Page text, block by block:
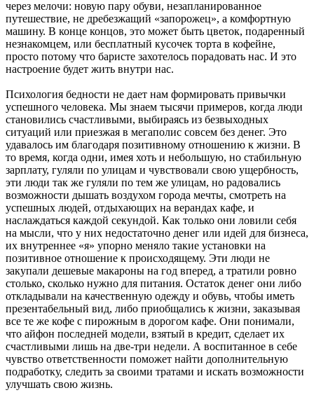
через мелочи: новую пару обуви, незапланированное
путешествие, не дребезжащий «запорожец», а комфортную
машину. В конце концов, это может быть цветок, подаренный
незнакомцем, или бесплатный кусочек торта в кофейне,
просто потому что баристе захотелось порадовать нас. И это
настроение будет жить внутри нас.
Психология бедности не дает нам формировать привычки
успешного человека. Мы знаем тысячи примеров, когда люди
становились счастливыми, выбираясь из безвыходных
ситуаций или приезжая в мегаполис совсем без денег. Это
удавалось им благодаря позитивному отношению к жизни. В
то время, когда одни, имея хоть и небольшую, но стабильную
зарплату, гуляли по улицам и чувствовали свою ущербность,
эти люди так же гуляли по тем же улицам, но радовались
возможности дышать воздухом города мечты, смотреть на
успешных людей, отдыхающих на верандах кафе, и
наслаждаться каждой секундой. Как только они ловили себя
на мысли, что у них недостаточно денег или идей для бизнеса,
их внутреннее «я» упорно меняло такие установки на
позитивное отношение к происходящему. Эти люди не
закупали дешевые макароны на год вперед, а тратили ровно
столько, сколько нужно для питания. Остаток денег они либо
откладывали на качественную одежду и обувь, чтобы иметь
презентабельный вид, либо приобщались к жизни, заказывая
все те же кофе с пирожным в дорогом кафе. Они понимали,
что айфон последней модели, взятый в кредит, сделает их
счастливыми лишь на две-три недели. А воспитанное в себе
чувство ответственности поможет найти дополнительную
подработку, следить за своими тратами и искать возможности
улучшать свою жизнь.